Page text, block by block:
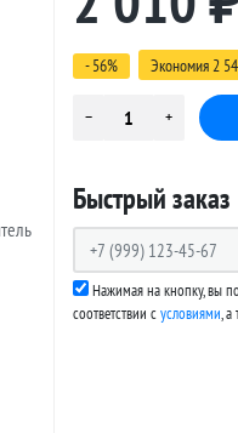
- 56% Экономия2
Быстрый заказ
Нажимая на кнопку, вы
соответствии сусловиями, а